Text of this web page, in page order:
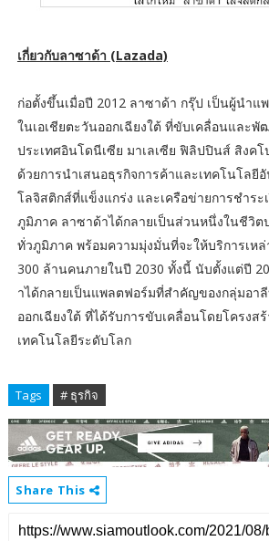
เกี่ยวกับลาซาด้า (Lazada)
ก่อตั้งขึ้นเมื่อปี 2012 ลาซาด้า กรุ๊ป เป็นผู้นำแ
ในเอเชียตะวันออกเฉียงใต้ ที่ขับเคลื่อนและ
ประเทศอินโดนีเซีย มาเลเซีย ฟิลิปปินส์ สิงคโ
ด้วยการนำเสนอธุรกิจการค้าและเทคโนโลยี
โลจิสติกส์ที่แข็งแกร่ง และเครือข่ายการชำร
ภูมิภาค ลาซาด้าได้กลายเป็นส่วนหนึ่งในชีวิต
ทั่วภูมิภาค พร้อมความมุ่งมั่นที่จะให้บริการเห
300 ล้านคนภายในปี 2030 ทั้งนี้ นับตั้งแต่ปี
าได้กลายเป็นแพลตฟอร์มที่สำคัญของกลุ่มอา
ออกเฉียงใต้ ที่ได้รับการขับเคลื่อนโดยโครงส
เทคโนโลยีระดับโลก
Tags # ธุรกิจ
Share This